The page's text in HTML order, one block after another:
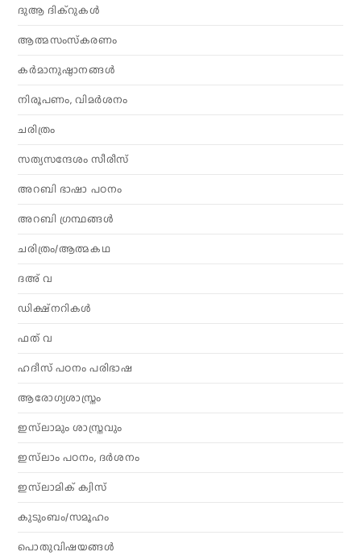
ദുആ ദിക്റുകൾ
ആത്മസംസ്‌കരണം
കര്‍മാനുഷ്ഠാനങ്ങള്‍
നിരൂപണം, വിമര്‍ശനം
ചരിത്രം
സത്യസന്ദേശം സീരീസ്
അറബി ഭാഷാ പഠനം
അറബി ഗ്രന്ഥങ്ങൾ
ചരിത്രം/ആത്മകഥ
ദഅ് വ
ഡിക്ഷ്നറികൾ
ഫത് വ
ഹദീസ് പഠനം പരിഭാഷ
ആരോഗ്യശാസ്ത്രം
ഇസ്‌ലാമും ശാസ്ത്രവും
ഇസ്‌ലാം പഠനം, ദർശനം
ഇസ്‌ലാമിക് ക്വിസ്
കുടുംബം/സമൂഹം
പൊതുവിഷയങ്ങൾ